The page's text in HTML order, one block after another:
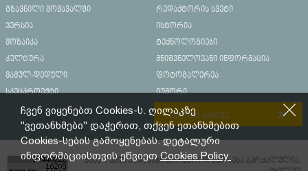
გზავნილი მომავალში
რედაქტორის სვეტი
ვერსია
ისტორია
მოზაიკა
ტექნოლოგიები
კულტურა
მნიშვნელოვანი ინფორმაცია
მამულ-დედული
ფოტოგალერეა
სპეცპროექტი
იუმორი
რეკლამა საიტზე
მასალების გადაბეჭდვა/რეპროდუცირება აკრძალულია,
ჩვენ ვიყენებთ Cookies-ს. ღილაკზე
"ვეთანხმები" დაჭერით, თქვენ ეთანხმებით
Cookies-სების გამოყენებას. დეტალური
ინფორმაციისთვის ეწვიეთCookies Policy.